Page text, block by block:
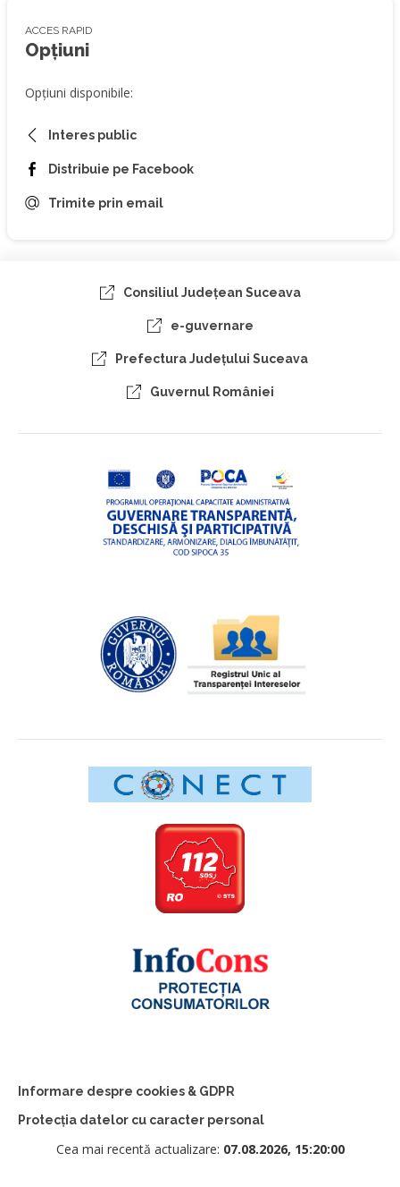
ACCES RAPID
Opțiuni
Opțiuni disponibile:
Interes public
Distribuie pe Facebook
Trimite prin email
Consiliul Judeţean Suceava
e-guvernare
Prefectura Judeţului Suceava
Guvernul României
Informare despre cookies & GDPR
Protecția datelor cu caracter personal
Cea mai recentă actualizare: 07.08.2026, 15:20:00